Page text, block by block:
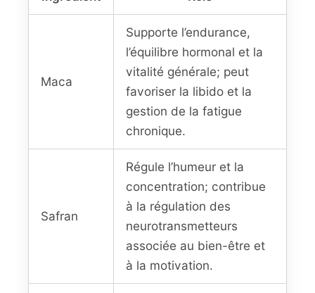
Maca
Supporte l’endurance,
l’équilibre hormonal et la
vitalité générale; peut
favoriser la libido et la
gestion de la fatigue
chronique.
Safran
Régule l’humeur et la
concentration; contribue
à la régulation des
neurotransmetteurs
associée au bien-être et
à la motivation.